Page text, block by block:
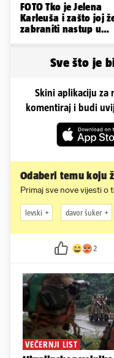
FOTO Tko je Jelena
Karleuša i zašto joj
zabraniti nastup u
Sve što je
Skini aplikaciju za
komentiraj i budi
Odaberi temu koju
Primaj sve nove vijesti o
levski davor šuker
2